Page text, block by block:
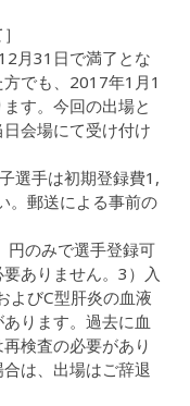
月31日で満了とな
でも、2017年1月1
す。今回の出場と
会場にて受け付け
選手は初期登録費1,
。郵送による事前の
のみで選手登録可
ありません。3）入
よびC型肝炎の血液
ります。過去に血
検査の必要があり
は、出場はご辞退